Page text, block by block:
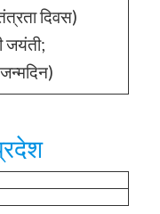
दिवस)
जयंती;
जन्मदिन)